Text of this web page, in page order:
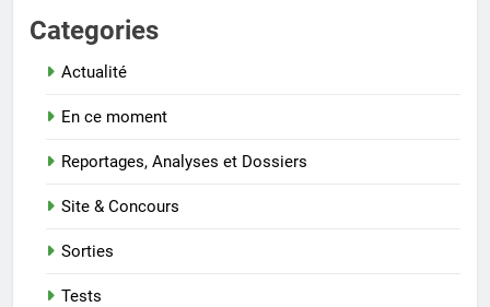
Categories
Actualité
En ce moment
Reportages, Analyses et Dossiers
Site & Concours
Sorties
Tests